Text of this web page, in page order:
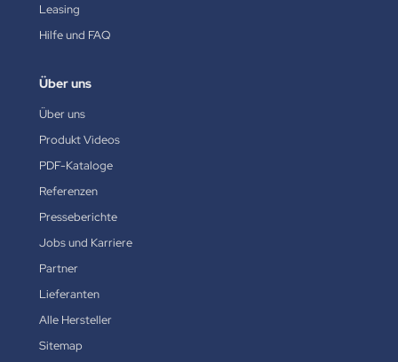
Leasing
Hilfe und FAQ
Über uns
Über uns
Produkt Videos
PDF-Kataloge
Referenzen
Presseberichte
Jobs und Karriere
Partner
Lieferanten
Alle Hersteller
Sitemap